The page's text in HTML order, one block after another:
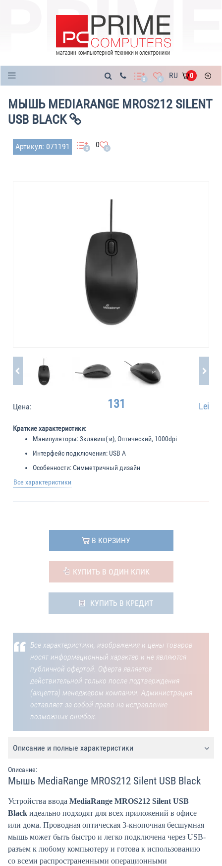
0 0 RU 0
МЫШЬ MEDIARANGE MROS212 SILENT
USB BLACK
Артикул: 071191 0 0 0
Цена: 131 Lei
Краткие характеристики:
Манипуляторы:3клавиш(-и), Оптический, 1000dpi
Интерфейс подключения: USB A
Особенности:Симметричный дизайн
Все характеристики
В КОРЗИНУ
КУПИТЬ В ОДИН КЛИК
КУПИТЬ В КРЕДИТ
Все характеристики, изображения и цены товаров
носят информационный характер и не являются
публичной офертой. Оферта является
действительной только после подтверждения
(акцепта) менеджером компании. Администрация
оставляет за собой право на исправление
возможных ошибок.
Описание и полные характеристики
Описание:
Мышь MediaRange MROS212 Silent USB Black
Устройства ввода MediaRange MROS212 Silent USB
Black идеально подходят для всех приложений в офисе
или дома. Проводная оптическая 3-кнопочная бесшумная
мышь может быть быстро и легко подключена через USB-
разъем к любому компьютеру и готова к использованию
со всеми распространенными операционными